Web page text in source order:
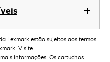
Lexmark estão sujeitos aos termos
Visite
informações. Os cartuchos